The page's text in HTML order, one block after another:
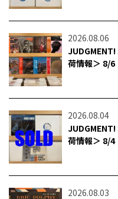
2026.08.06
荷情報＞ 8/6
2026.08.04
荷情報＞ 8/4
2026.08.03